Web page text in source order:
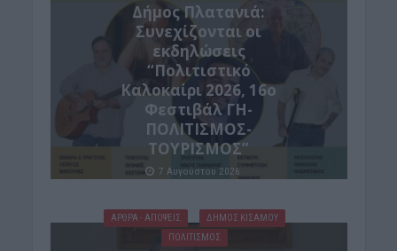
Δήμος Πλατανιά:
Συνεχίζονται οι
εκδηλώσεις
“Πολιτιστικό
Καλοκαίρι 2026, 16ο
Φεστιβάλ ΓΗ-
ΠΟΛΙΤΙΣΜΟΣ-
ΤΟΥΡΙΣΜΟΣ”
7 Αυγούστου 2026
ΑΡΘΡΑ - ΑΠΟΨΕΙΣ
ΔΉΜΟΣ ΚΙΣΆΜΟΥ
ΠΟΛΙΤΙΣΜΟΣ